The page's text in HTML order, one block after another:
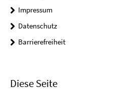
Impressum
Datenschutz
Barrierefreiheit
Diese Seite